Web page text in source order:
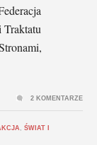
Traktatu
ŚWIAT I
2 KOMENTARZE